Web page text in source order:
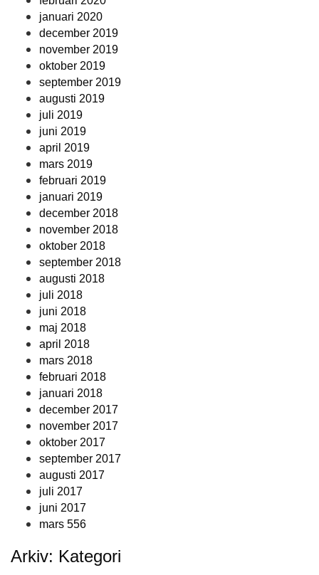
januari 2020
december 2019
november 2019
oktober 2019
september 2019
augusti 2019
juli 2019
juni 2019
april 2019
mars 2019
februari 2019
januari 2019
december 2018
november 2018
oktober 2018
september 2018
augusti 2018
juli 2018
juni 2018
maj 2018
april 2018
mars 2018
februari 2018
januari 2018
december 2017
november 2017
oktober 2017
september 2017
augusti 2017
juli 2017
juni 2017
mars 556
Arkiv: Kategori